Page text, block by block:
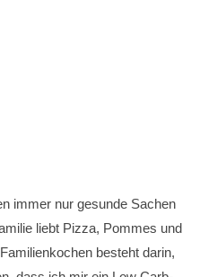
immer nur gesunde Sachen
liebt Pizza, Pommes und
besteht darin,